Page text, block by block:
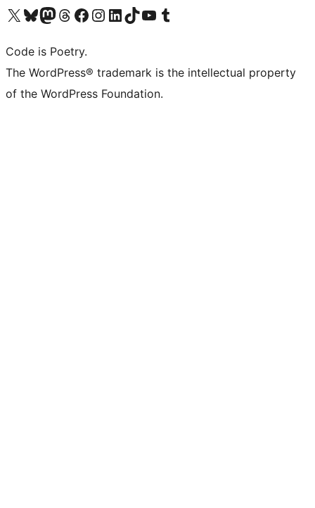
Bezoek ons X (voorheen Twitter) account
Bezoek onze Bluesky account
Bezoek ons Mastodon account
Bezoek onze Threads account
Onze Facebookpagina bezoeken
Bezoek onze Instagram account
Bezoek onze LinkedIn account
Bezoek onze TikTok account
Bezoek ons YouTube kanaalBezoek onze Tumblr account
Code is Poetry.
The WordPress® trademark is the intellectual property
of the WordPress Foundation.